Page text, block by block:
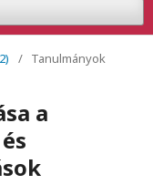
/ Tanulmányok
a